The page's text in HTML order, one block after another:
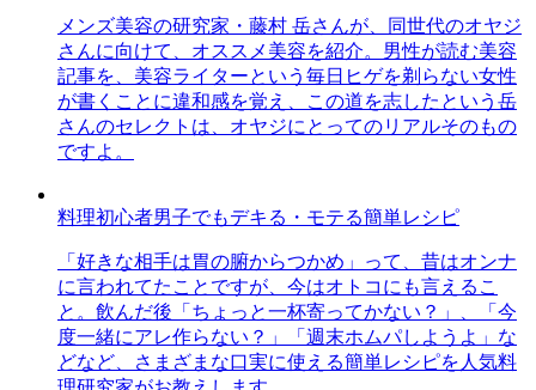
メンズ美容の研究家・藤村 岳さんが、同世代のオヤジ
さんに向けて、オススメ美容を紹介。男性が読む美容
記事を、美容ライターという毎日ヒゲを剃らない女性
が書くことに違和感を覚え、この道を志したという岳
さんのセレクトは、オヤジにとってのリアルそのもの
ですよ。
料理初心者男子でもデキる・モテる簡単レシピ
「好きな相手は胃の腑からつかめ」って、昔はオンナ
に言われてたことですが、今はオトコにも言えるこ
と。飲んだ後「ちょっと一杯寄ってかない？」、「今
度一緒にアレ作らない？」「週末ホムパしようよ」な
どなど、さまざまな口実に使える簡単レシピを人気料